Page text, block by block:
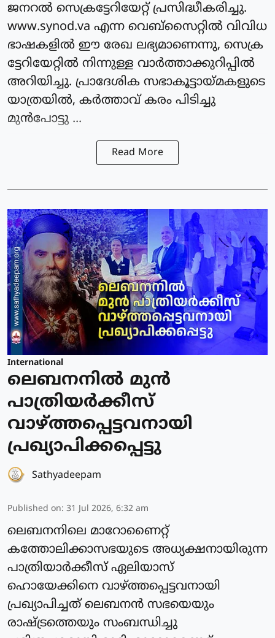
ജനറല്‍ സെക്രട്ടേറിയേറ്റ് പ്രസിദ്ധീകരിച്ചു.
www.synod.va എന്ന വെബ്സൈറ്റില്‍ വിവിധ
ഭാഷകളില്‍ ഈ രേഖ ലഭ്യമാണെന്നു, സെക്ര
ട്ടേറിയേറ്റില്‍ നിന്നുള്ള വാര്‍ത്താക്കുറിപ്പില്‍
അറിയിച്ചു. പ്രാദേശിക സഭാകൂട്ടായ്മകളുടെ
യാത്രയില്‍, കര്‍ത്താവ് കരം പിടിച്ചു
മുന്‍പോട്ടു ...
Read More
International
ലെബനനില്‍ മുന്‍
പാത്രിയര്‍ക്കീസ്
വാഴ്ത്തപ്പെട്ടവനായി
പ്രഖ്യാപിക്കപ്പെട്ടു
Sathyadeepam
Published on: 31 Jul 2026, 6:32 am
ലെബനനിലെ മാറോണൈറ്റ്
കത്തോലിക്കാസഭയുടെ അധ്യക്ഷനായിരുന്ന
പാത്രിയാര്‍ക്കീസ് ഏലിയാസ്
ഹൊയേക്കിനെ വാഴ്ത്തപ്പെട്ടവനായി
പ്രഖ്യാപിച്ചത് ലെബനന്‍ സഭയെയും
രാഷ്ട്രത്തെയും സംബന്ധിച്ചു